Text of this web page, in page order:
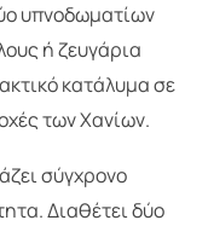
υπνοδωματίων
ή ζευγάρια
κατάλυμα σε
των Χανίων.
σύγχρονο
Διαθέτει δύο